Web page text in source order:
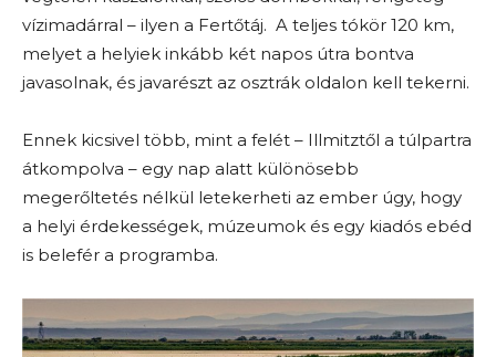
vízimadárral – ilyen a Fertőtáj. A teljes tókör 120 km,
melyet a helyiek inkább két napos útra bontva
javasolnak, és javarészt az osztrák oldalon kell tekerni.
Ennek kicsivel több, mint a felét – Illmitztől a túlpartra
átkompolva – egy nap alatt különösebb
megerőltetés nélkül letekerheti az ember úgy, hogy
a helyi érdekességek, múzeumok és egy kiadós ebéd
is belefér a programba.